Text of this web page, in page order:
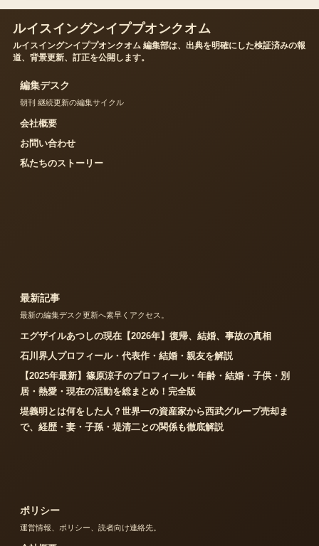
ルイスイングンイププオンクオム
ルイスイングンイププオンクオム 編集部は、出典を明確にした検証済みの報
道、背景更新、訂正を公開します。
編集デスク
朝刊 継続更新の編集サイクル
会社概要
お問い合わせ
私たちのストーリー
最新記事
最新の編集デスク更新へ素早くアクセス。
エグザイルあつしの現在【2026年】復帰、結婚、事故の真相
石川界人プロフィール・代表作・結婚・親友を解説
【2025年最新】篠原涼子のプロフィール・年齢・結婚・子供・別
居・熱愛・現在の活動を総まとめ！完全版
堤義明とは何をした人？世界一の資産家から西武グループ売却ま
で、経歴・妻・子孫・堤清二との関係も徹底解説
ポリシー
運営情報、ポリシー、読者向け連絡先。